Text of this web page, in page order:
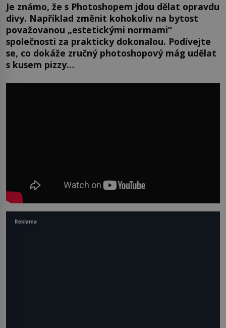
Je známo, že s Photoshopem jdou dělat opravdu
divy. Například změnit kohokoliv na bytost
považovanou „estetickými normami“
společnosti za prakticky dokonalou. Podívejte
se, co dokáže zručný photoshopový mág udělat
s kusem pizzy…
Reklama